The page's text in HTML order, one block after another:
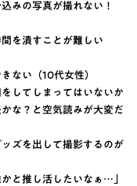
みの写真が撮れない！
を潰すことが難しい
ない（10代女性）
してしまってはいないか
な？と空気読みが大変だ
ズを出して撮影するのが
と推し活したいなぁ…」